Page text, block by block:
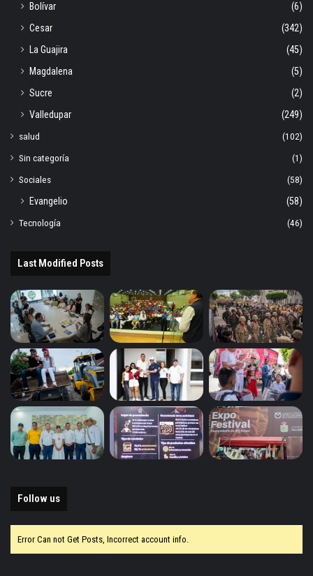
Bolívar
(6)
Cesar
(342)
La Guajira
(45)
Magdalena
(5)
Sucre
(2)
Valledupar
(249)
salud
(102)
Sin categoría
(1)
Sociales
(58)
Evangelio
(58)
Tecnología
(46)
Last Modified Posts
Follow us
Error Can not Get Posts, Incorrect account info.